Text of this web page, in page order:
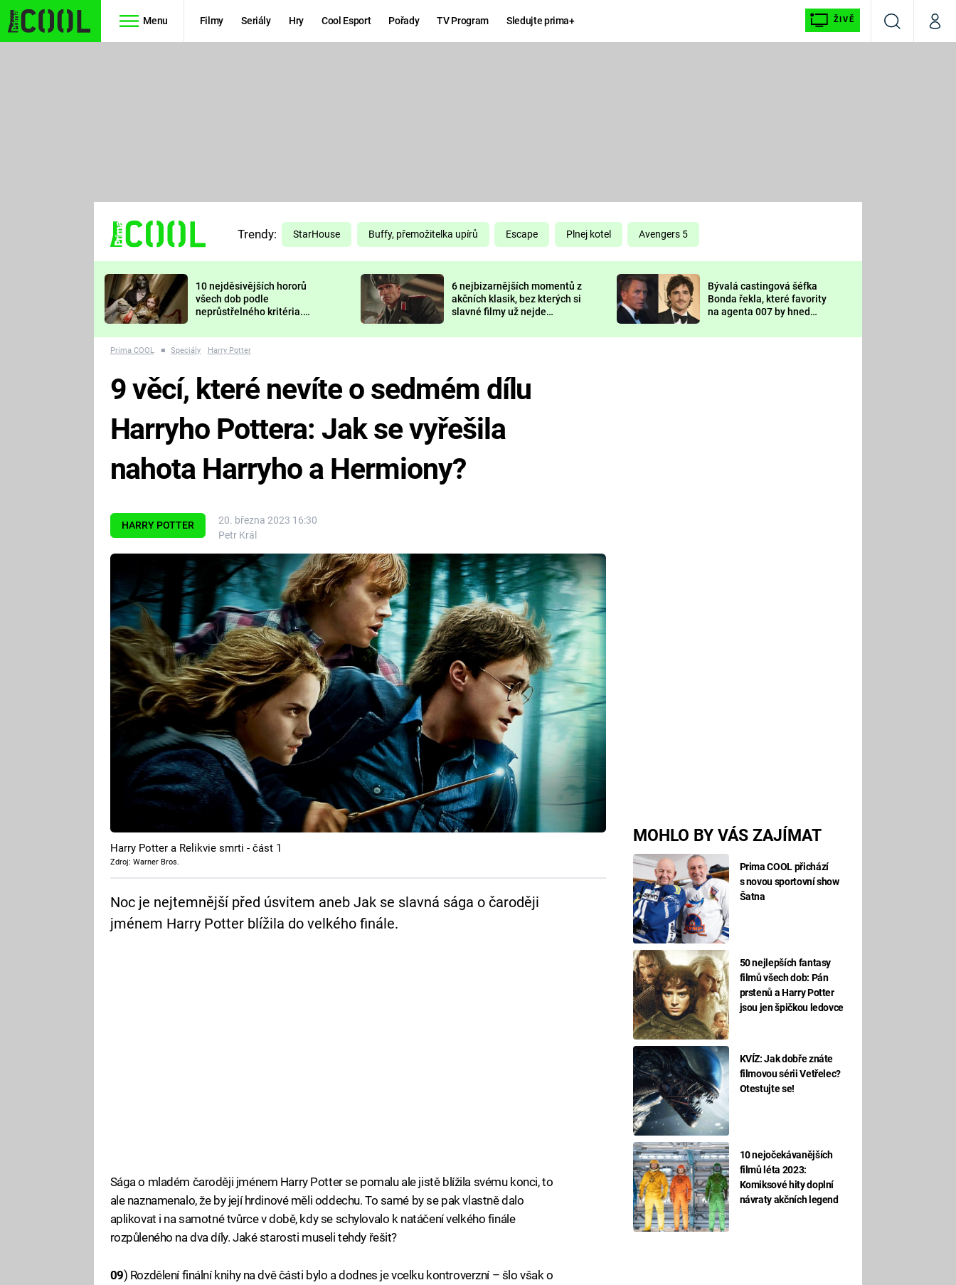
Menu Filmy Seriály Hry Cool Esport Pořady TV Program Sledujte prima+ ŽIVĚ
VyhledáváníMůj
TŘESKU
FUTURAMA
PREDÁTOR
DELIVERANCE
KOMEDIE
CHUCK
NORRIS
DEADPOOL
Prima LAJK
Sledujte nás
Trendy: StarHouse Buffy, přemožitelka upírů Escape Plnej kotel Avengers 5
10 nejděsivějších hororů
všech dob podle
neprůstřelného kritéria.
nejvíc zvednou tep?
6 nejbizarnějších momentů z
akčních klasik, bez kterých si
slavné filmy už nejde
Bývalá castingová šéfka
Bonda řekla, které favority
na agenta 007 by hned
Prima COOL ■ Speciály Harry Potter
HARRY POTTER
20. března 2023 16:30
Petr Král
MOHLO BY VÁS ZAJÍMAT
Prima COOL přichází
s novou sportovní show
Šatna
50 nejlepších fantasy
filmů všech dob: Pán
prstenů a Harry Potter
jsou jen špičkou ledovce
KVÍZ: Jak dobře znáte
filmovou sérii Vetřelec?
Otestujte se!
10 nejočekávanějších
filmů léta 2023:
Komiksové hity doplní
návraty akčních legend
9 věcí, které nevíte o sedmém dílu
Harryho Pottera: Jak se vyřešila
nahota Harryho a Hermiony?
Harry Potter a Relikvie smrti - část 1
Zdroj: Warner Bros.
Noc je nejtemnější před úsvitem aneb Jak se slavná sága o čaroději
jménem Harry Potter blížila do velkého finále.
Sága o mladém čaroději jménem Harry Potter se pomalu ale jistě blížila svému konci, to
ale naznamenalo, že by její hrdinové měli oddechu. To samé by se pak vlastně dalo
aplikovat i na samotné tvůrce v době, kdy se schylovalo k natáčení velkého finále
rozpůleného na dva díly. Jaké starosti museli tehdy řešit?
09) Rozdělení finální knihy na dvě části bylo a dodnes je vcelku kontroverzní – šlo však o